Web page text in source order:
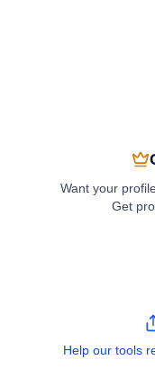
Want your
Get
Help our tools